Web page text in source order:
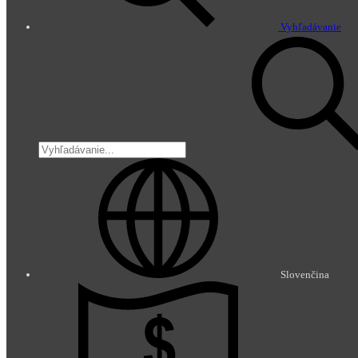
Vyhľadávanie
Slovenčina